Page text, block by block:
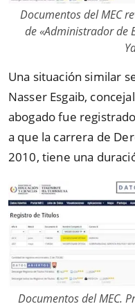
Documentos del MEC
de «Administrador de
Una situación similar
Nasser Esgaib,
abogado fue
a que la carrera de
2010, tiene una
Documentos del MEC.